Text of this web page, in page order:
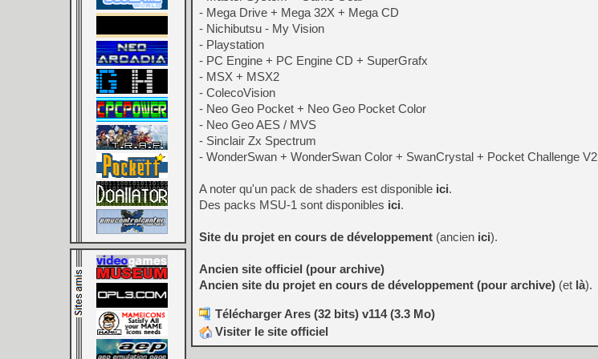
- Mega Drive + Mega 32X + Mega CD
- Nichibutsu - My Vision
- Playstation
- PC Engine + PC Engine CD + SuperGrafx
- MSX + MSX2
- ColecoVision
- Neo Geo Pocket + Neo Geo Pocket Color
- Neo Geo AES / MVS
- Sinclair Zx Spectrum
- WonderSwan + WonderSwan Color + SwanCrystal + Pocket Challenge V2
A noter qu'un pack de shaders est disponible ici.
Des packs MSU-1 sont disponibles ici.
Site du projet en cours de développement (ancien ici).
Ancien site officiel (pour archive)
Ancien site du projet en cours de développement (pour archive) (et là).
Télécharger Ares (32 bits) v114 (3.3 Mo)
Visiter le site officiel